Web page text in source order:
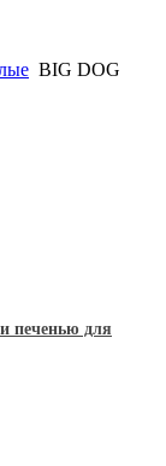
BIG DOG
печенью для